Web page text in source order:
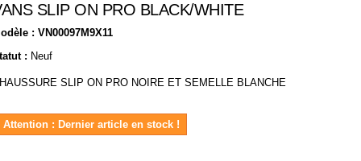
SLIP ON PRO BLACK/WHITE
: VN00097M9X11
: Neuf
SLIP ON PRO NOIRE ET SEMELLE BLANCHE
Attention : Dernier article en stock !